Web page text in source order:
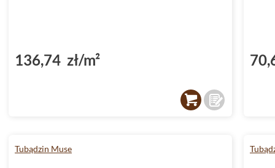
136,74 zł/m²
Tubądzin Muse